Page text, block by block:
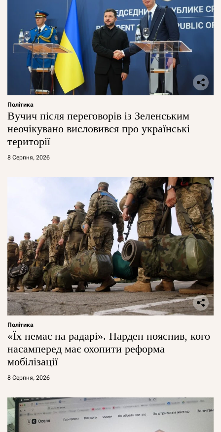
Політика
Вучич після переговорів із Зеленським
неочікувано висловився про українські
території
8 Серпня, 2026
Політика
«Їх немає на радарі». Нардеп пояснив, кого
насамперед має охопити реформа
мобілізації
8 Серпня, 2026